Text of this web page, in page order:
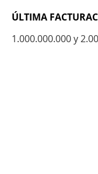
ÚLTIMA
1.000.000.000 y